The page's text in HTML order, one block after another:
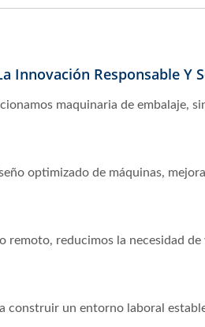
Innovación Responsable Y
maquinaria de embalaje,
optimizado de máquinas,
reducimos la necesidad
construir un entorno laboral